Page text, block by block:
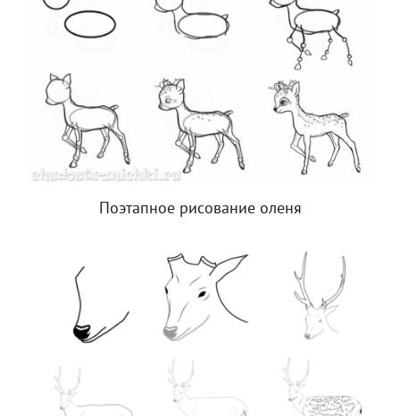
Поэтапное рисование оленя